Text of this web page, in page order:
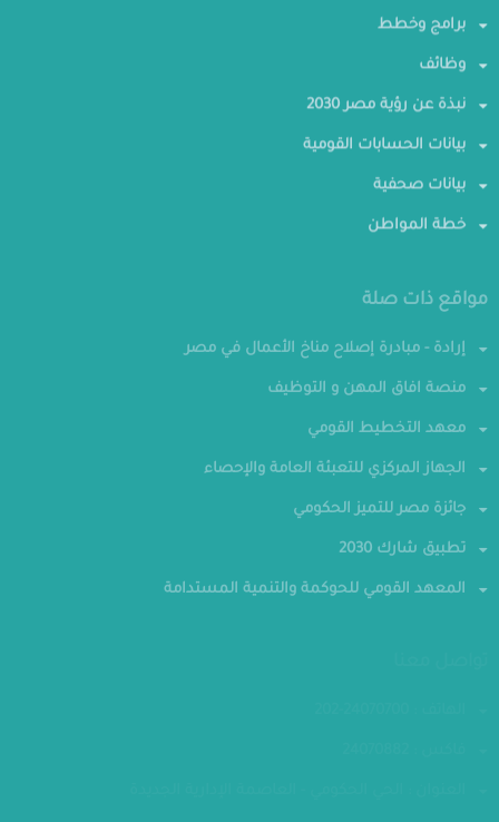
برامج وخطط
وظائف
نبذة عن رؤية مصر 2030
بيانات الحسابات القومية
بيانات صحفية
خطة المواطن
مواقع ذات صلة
إرادة - مبادرة إصلاح مناخ الأعمال في مصر
معهد التخطيط القومي
الجهاز المركزي للتعبئة العامة والإحصاء
جائزة مصر للتميز الحكومي
المعهد القومي للحوكمة والتنمية المستدامة